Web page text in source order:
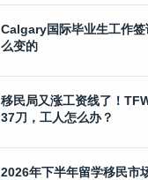
Calgary国际毕业生工作
么变的
移民局又涨工资线了！
37刀，工人怎么办？
2026年下半年留学移民市